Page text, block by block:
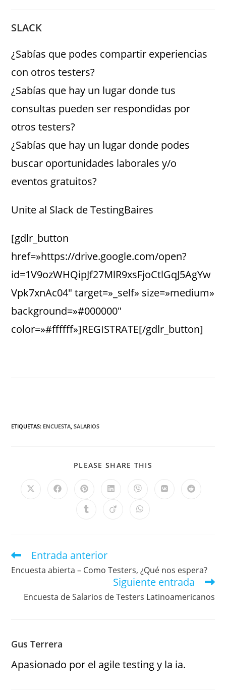
SLACK
¿Sabías que podes compartir experiencias
con otros testers?
¿Sabías que hay un lugar donde tus
consultas pueden ser respondidas por
otros testers?
¿Sabías que hay un lugar donde podes
buscar oportunidades laborales y/o
eventos gratuitos?
Unite al Slack de TestingBaires
[gdlr_button
href=»https://drive.google.com/open?
id=1V9ozWHQipJf27MlR9xsFjoCtlGqJ5AgYw
Vpk7xnAc04″ target=»_self» size=»medium»
background=»#000000″
color=»#ffffff»]REGISTRATE[/gdlr_button]
ETIQUETAS: ENCUESTA SALARIOS
PLEASE SHARE THIS
Entrada anterior
Encuesta abierta – Como Testers, ¿Qué nos espera?
Siguiente entrada
Encuesta de Salarios de Testers Latinoamericanos
Gus Terrera
Apasionado por el agile testing y la ia.